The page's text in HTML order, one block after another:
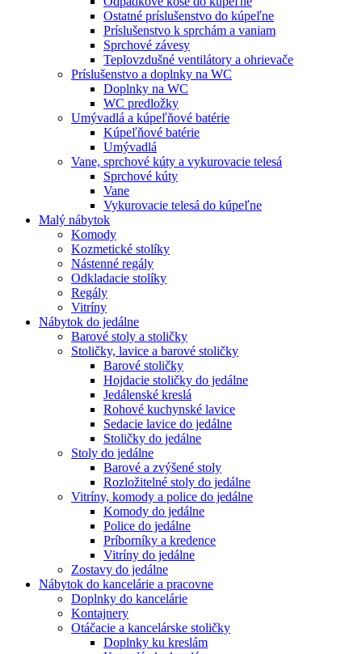
Ostatné príslušenstvo do kúpeľne
Príslušenstvo k sprchám a vaniam
Sprchové závesy
Teplovzdušné ventilátory a ohrievače
Príslušenstvo a doplnky na WC
Doplnky na WC
WC predložky
Umývadlá a kúpeľňové batérie
Kúpeľňové batérie
Umývadlá
Vane, sprchové kúty a vykurovacie telesá
Sprchové kúty
Vane
Vykurovacie telesá do kúpeľne
Malý nábytok
Komody
Kozmetické stolíky
Nástenné regály
Odkladacie stolíky
Regály
Vitríny
Nábytok do jedálne
Barové stoly a stoličky
Stoličky, lavice a barové stoličky
Barové stoličky
Hojdacie stoličky do jedálne
Jedálenské kreslá
Rohové kuchynské lavice
Sedacie lavice do jedálne
Stoličky do jedálne
Stoly do jedálne
Barové a zvýšené stoly
Rozložitelné stoly do jedálne
Vitríny, komody a police do jedálne
Komody do jedálne
Police do jedálne
Príborníky a kredence
Vitríny do jedálne
Zostavy do jedálne
Nábytok do kancelárie a pracovne
Doplnky do kancelárie
Kontajnery
Otáčacie a kancelárske stoličky
Doplnky ku kreslám